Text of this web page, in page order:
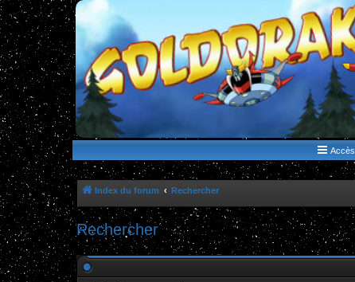
WWW.GOLDORAKGO.COM
le site de la Lune Rouge
Index du forum Rechercher
Rechercher